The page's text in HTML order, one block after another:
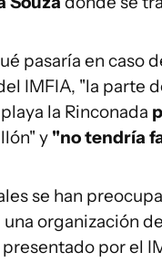
pasaría en caso
IMFIA, "la parte
la Rinconada
y "no tendría
se han
una organización
por el